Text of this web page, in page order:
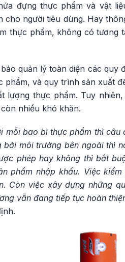
đựng thực phẩm và vật
cho người tiêu dùng. Hay
thực phẩm, không có tương
quản lý toàn diện các quy
phẩm, và quy trình sản xuất
lượng thực phẩm. Tuy
nhiều khó khăn.
mỗi bao bì thực phẩm thì
môi trường bên ngoài thì
phép hay không thì bắt
phẩm nhập khẩu. Việc
Còn việc xây dựng những
vẫn đang tiếp tục hoàn